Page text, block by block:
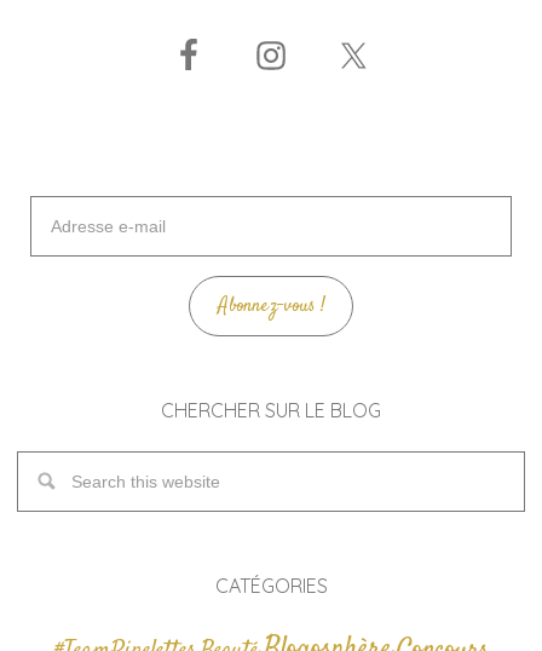
mail
Abonnez-vous !
CHERCHER SUR LE BLOG
CATÉGORIES